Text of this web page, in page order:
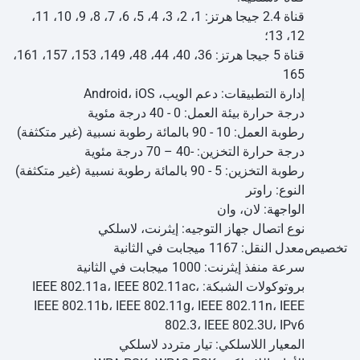
تخصيص
قناة 2.4 جيجا هرتز: 1، 2، 3، 4، 5، 6، 7، 8، 9، 10، 11،
12، 13؛
قناة 5 جيجا هرتز: 36، 40، 44، 48، 149، 153، 157، 161،
165
إدارة التطبيقات: دعم الويب، Android، iOS
درجة حرارة بيئة العمل: 0 - 40 درجة مئوية
رطوبة العمل: 10 - 90 بالمائة رطوبة نسبية (غير متكثفة)
درجة حرارة التخزين: -40 – 70 درجة مئوية
رطوبة التخزين: 5 - 90 بالمائة رطوبة نسبية (غير متكثفة)
النوع: راوتر
الواجهة: لان، وان
نوع اتصال جهاز التوجيه: إيثرنت، لاسلكي
معدل النقل: 1167 ميجابت في الثانية
سرعة منفذ إيثرنت: 1000 ميجابت في الثانية
بروتوكولات الشبكة: IEEE 802.11a، IEEE 802.11ac،
IEEE 802.11b، IEEE 802.11g، IEEE 802.11n، IEEE
802.3، IEEE 802.3U، IPv6
المعيار اللاسلكي: تيار متردد لاسلكي